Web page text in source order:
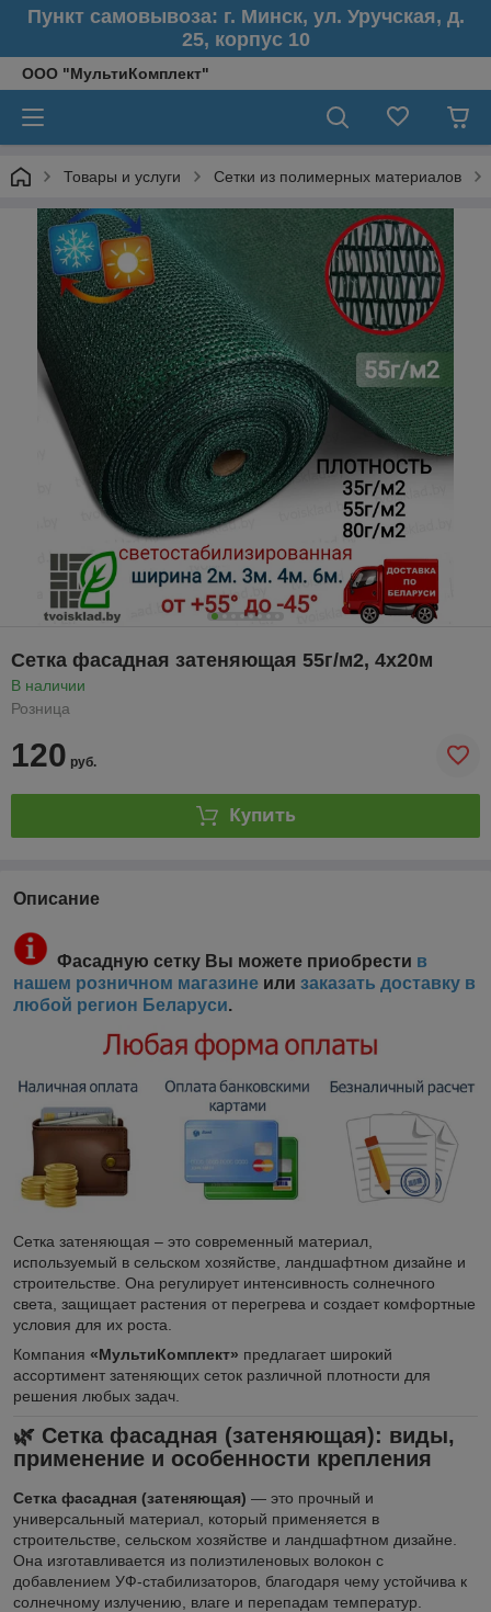
Пункт самовывоза: г. Минск, ул. Уручская, д.
25, корпус 10
ООО "МультиКомплект"
Товары и услуги Сетки из полимерных материалов
Сетка фасадная затеняющая 55г/м2, 4х20м
В наличии
Розница
120 руб.
Купить
Описание
Фасадную сетку Вы можете приобрести в
нашем розничном магазине или заказать доставку в
любой регион Беларуси.
Сетка затеняющая – это современный материал,
используемый в сельском хозяйстве, ландшафтном дизайне и
строительстве. Она регулирует интенсивность солнечного
света, защищает растения от перегрева и создает комфортные
условия для их роста.
Компания «МультиКомплект» предлагает широкий
ассортимент затеняющих сеток различной плотности для
решения любых задач.
🌿 Сетка фасадная (затеняющая): виды,
применение и особенности крепления
Сетка фасадная (затеняющая) — это прочный и
универсальный материал, который применяется в
строительстве, сельском хозяйстве и ландшафтном дизайне.
Она изготавливается из полиэтиленовых волокон с
добавлением УФ-стабилизаторов, благодаря чему устойчива к
солнечному излучению, влаге и перепадам температур.